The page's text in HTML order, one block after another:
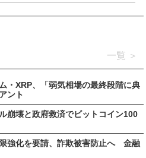
一覧
・XRP、「弱気相場の最終段階に典
ント
崩壊と政府救済でビットコイン100
強化を要請、詐欺被害防止へ 金融